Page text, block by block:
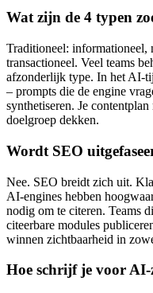
Wat zijn de 4 typen
Traditioneel: informationeel,
transactioneel. Veel teams
afzonderlijk type. In het AI-
– prompts die de engine
synthetiseren. Je
doelgroep dekken.
Wordt SEO
Nee. SEO breidt zich uit.
AI-engines hebben
nodig om te citeren. Teams
citeerbare modules
winnen zichtbaarheid in
Hoe schrijf je voor AI-